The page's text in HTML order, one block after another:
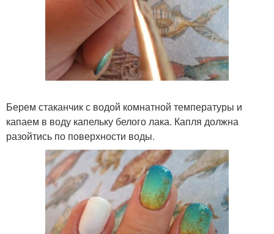
Берем стаканчик с водой комнатной температуры и
капаем в воду капельку белого лака. Капля должна
разойтись по поверхности воды.